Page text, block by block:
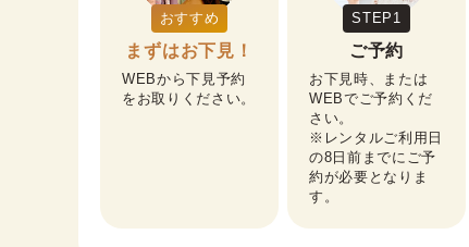
おすすめ
まずはお下見！
WEBから下見予約
をお取りください。
STEP1
ご予約
お下見時、または
WEBでご予約くだ
さい。
※レンタルご利用日
の8日前までにご予
約が必要となりま
す。